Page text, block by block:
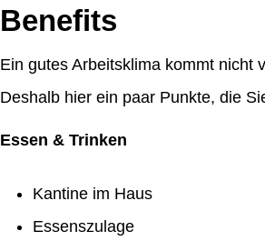
Benefits
Ein gutes Arbeitsklima kommt nicht
Deshalb hier ein paar Punkte, die
Essen & Trinken
Kantine im Haus
Essenszulage